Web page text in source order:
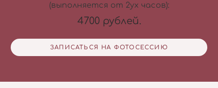
(выполняется от 2ух часов):
4700 рублей.
ЗАПИСАТЬСЯ НА ФОТОСЕССИЮ